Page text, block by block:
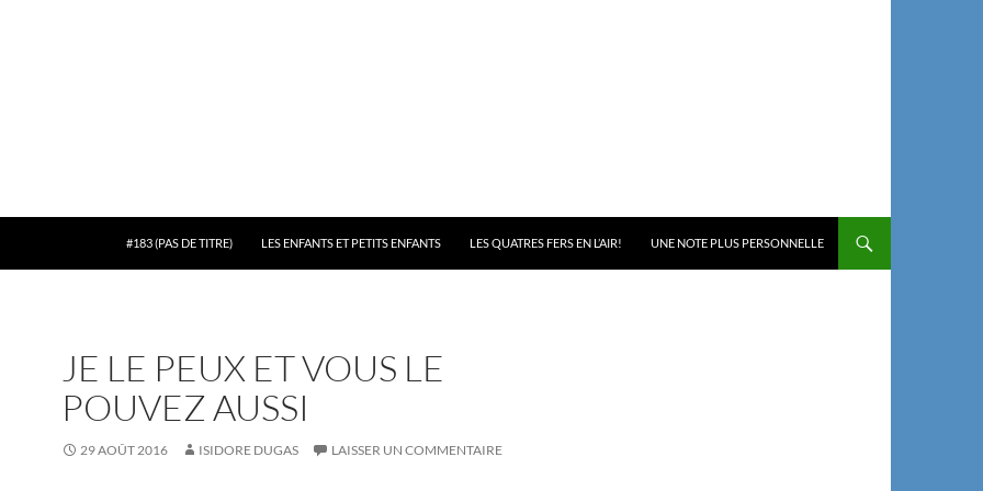
#183 (PAS DE TITRE) LES ENFANTS ET PETITS ENFANTS LES QUATRES FERS EN L’AIR! UNE NOTE PLUS PERSONNELLE
JE LE PEUX ET VOUS LE
POUVEZ AUSSI
29 AOÛT 2016 ISIDORE DUGAS LAISSER UN COMMENTAIRE